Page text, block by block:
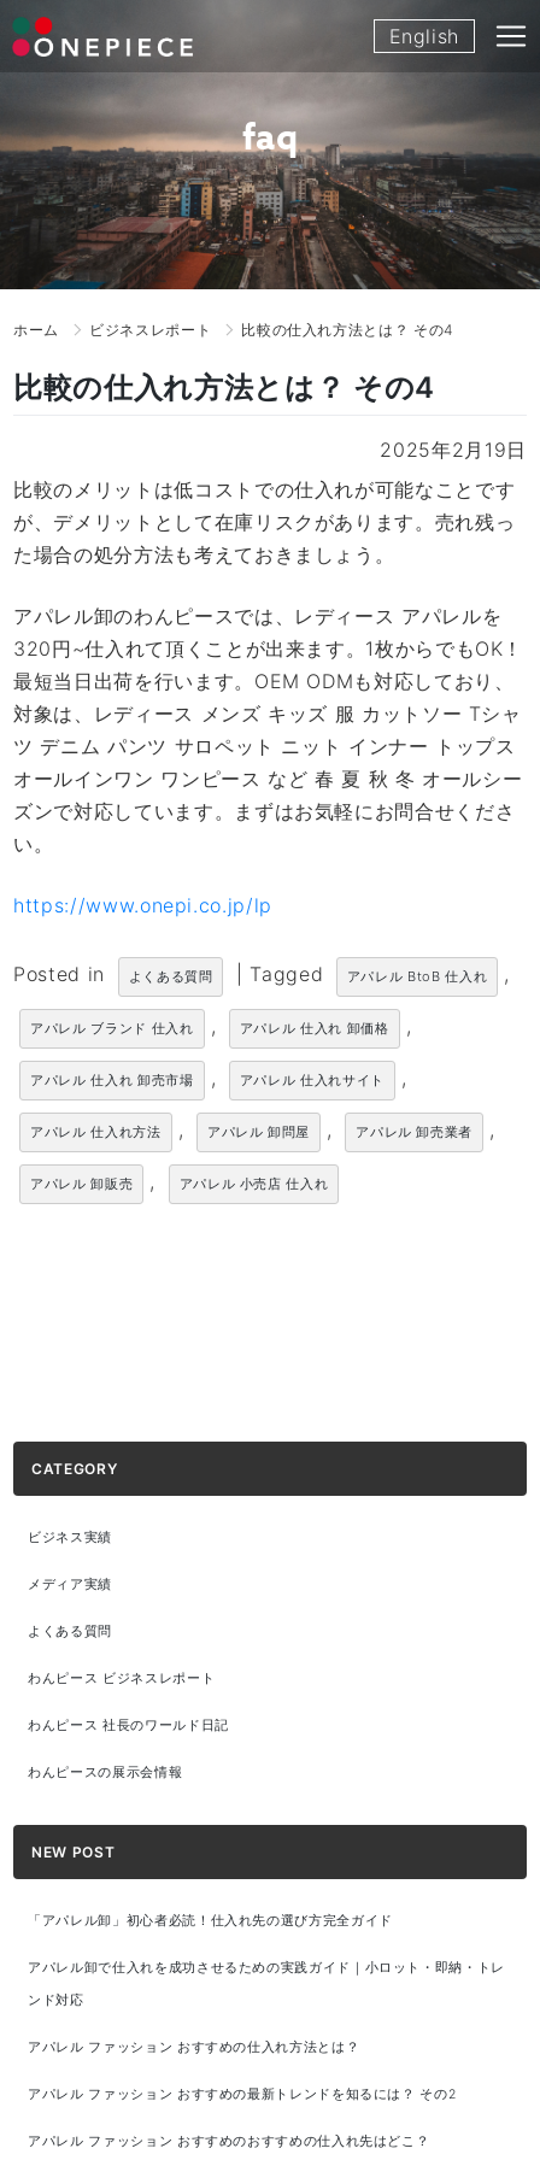
Skip
to
English
faq
ホーム ビジネスレポート 比較の仕入れ方法とは？ その4
比較の仕入れ方法とは？ その4
2025年2月19日
比較のメリットは低コストでの仕入れが可能なことです
が、デメリットとして在庫リスクがあります。売れ残っ
た場合の処分方法も考えておきましょう。
アパレル卸のわんピースでは、レディース アパレルを
320円~仕入れて頂くことが出来ます。1枚からでもOK！
最短当日出荷を行います。OEM ODMも対応しており、
対象は、レディース メンズ キッズ 服 カットソー Tシャ
ツ デニム パンツ サロペット ニット インナー トップス
オールインワン ワンピース など 春 夏 秋 冬 オールシー
ズンで対応しています。まずはお気軽にお問合せくださ
い。
https://www.onepi.co.jp/lp
Posted in よくある質問 Tagged アパレル BtoB 仕入れ ,
アパレル ブランド 仕入れ , アパレル 仕入れ 卸価格 ,
アパレル 仕入れ 卸売市場 , アパレル 仕入れサイト ,
アパレル 仕入れ方法 , アパレル 卸問屋 , アパレル 卸売業者 ,
アパレル 卸販売 , アパレル 小売店 仕入れ
CATEGORY
ビジネス実績
メディア実績
よくある質問
わんピース ビジネスレポート
わんピース 社長のワールド日記
わんピースの展示会情報
NEW POST
「アパレル卸」初心者必読！仕入れ先の選び方完全ガイド
アパレル卸で仕入れを成功させるための実践ガイド｜小ロット・即納・トレ
ンド対応
アパレル ファッション おすすめの仕入れ方法とは？
アパレル ファッション おすすめの最新トレンドを知るには？ その2
アパレル ファッション おすすめのおすすめの仕入れ先はどこ？